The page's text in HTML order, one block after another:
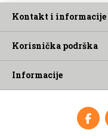
Kontakt i informacije
Korisnička podrška
Informacije